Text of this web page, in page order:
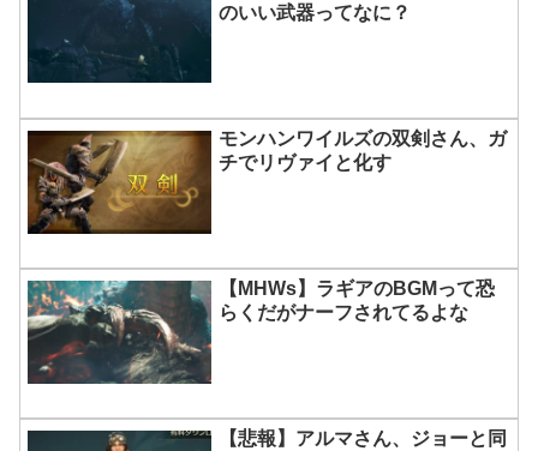
のいい武器ってなに？
モンハンワイルズの双剣さん、ガ
チでリヴァイと化す
【MHWs】ラギアのBGMって恐
らくだがナーフされてるよな
【悲報】アルマさん、ジョーと同